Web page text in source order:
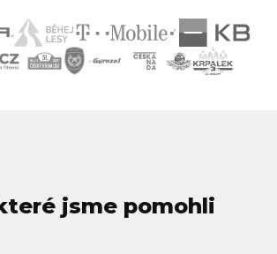
jsme pomohli